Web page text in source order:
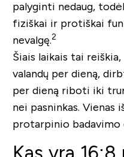
palyginti nedaug,
fiziškai ir protiškai
nevalgę.2
Šiais laikais tai
valandų per dieną,
per dieną riboti iki
nei pasninkas. Vienas
protarpinio badavimo